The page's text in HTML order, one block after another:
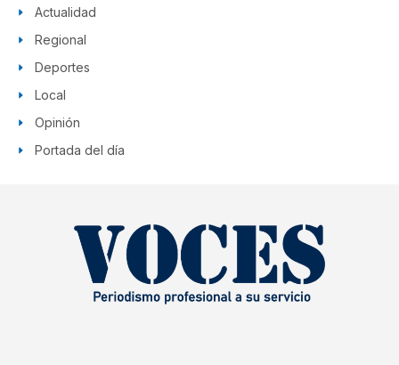
Actualidad
Regional
Deportes
Local
Opinión
Portada del día